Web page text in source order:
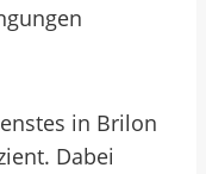
in Brilon
Dabei